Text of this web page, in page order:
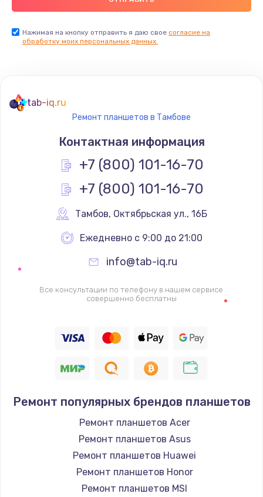
Заказать
2300 руб.
Заказать
Замена вебкамеры
1340 руб.
Заказать
Ремонт петель крышки
Заказать
Настройка Wi-Fi
Заказать
Замена шим-контроллера
3900 руб.
Заказать
1200 руб.
Нажимая на кнопку отправить я даю свое согласие на
обработку моих персональных данных.
tab-iq.ru
Ремонт планшетов в Тамбове
Контактная информация
+7 (800) 101-16-70
+7 (800) 101-16-70
Тамбов, Октябрьская ул., 16Б
Ежедневно с 9:00 до 21:00
info@tab-iq.ru
Все консультации по телефону в нашем сервисе
совершенно бесплатны
Ремонт популярных брендов планшетов
Ремонт планшетов Acer
Ремонт планшетов Asus
Ремонт планшетов Huawei
Ремонт планшетов Honor
Ремонт планшетов MSI